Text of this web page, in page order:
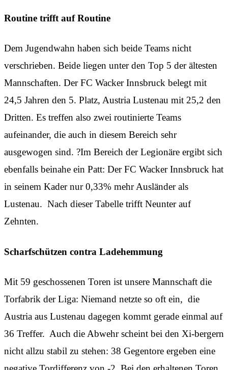
Routine trifft auf Routine
Dem Jugendwahn haben sich beide Teams nicht
verschrieben. Beide liegen unter den Top 5 der ältesten
Mannschaften. Der FC Wacker Innsbruck belegt mit
24,5 Jahren den 5. Platz, Austria Lustenau mit 25,2 den
Dritten. Es treffen also zwei routinierte Teams
aufeinander, die auch in diesem Bereich sehr
ausgewogen sind. ?Im Bereich der Legionäre ergibt sich
ebenfalls beinahe ein Patt: Der FC Wacker Innsbruck hat
in seinem Kader nur 0,33% mehr Ausländer als
Lustenau. Nach dieser Tabelle trifft Neunter auf
Zehnten.
Scharfschützen contra Ladehemmung
Mit 59 geschossenen Toren ist unsere Mannschaft die
Torfabrik der Liga: Niemand netzte so oft ein, die
Austria aus Lustenau dagegen kommt gerade einmal auf
36 Treffer. Auch die Abwehr scheint bei den Xi-bergern
nicht allzu stabil zu stehen: 38 Gegentore ergeben eine